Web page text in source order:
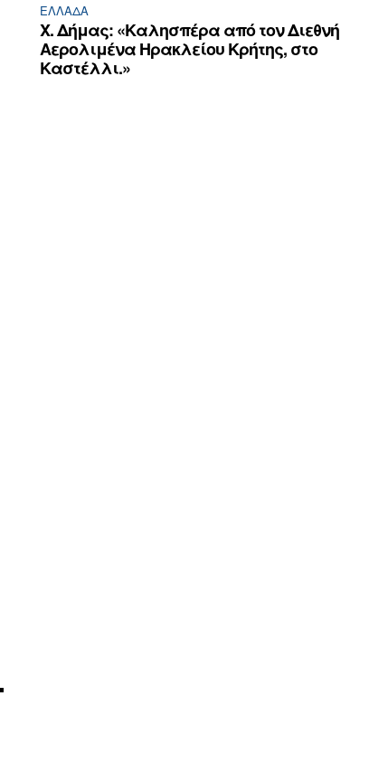
ΕΛΛΆΔΑ
Χ. Δήμας: «Καλησπέρα από τον Διεθνή
Αερολιμένα Ηρακλείου Κρήτης, στο
Καστέλλι.»